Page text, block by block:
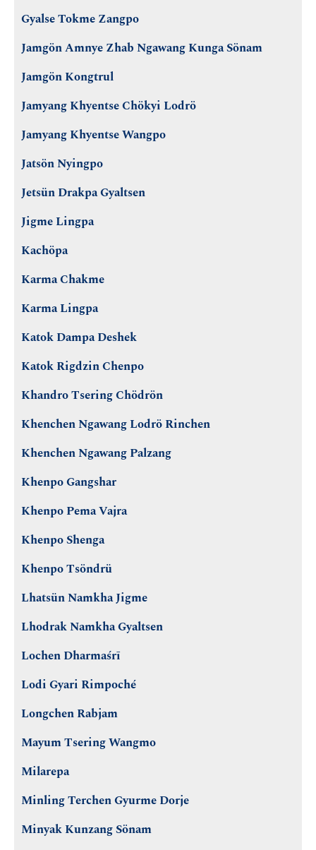
Gyalse Tokme Zangpo
Jamgön Amnye Zhab Ngawang Kunga Sönam
Jamgön Kongtrul
Jamyang Khyentse Chökyi Lodrö
Jamyang Khyentse Wangpo
Jatsön Nyingpo
Jetsün Drakpa Gyaltsen
Jigme Lingpa
Kachöpa
Karma Chakme
Karma Lingpa
Katok Dampa Deshek
Katok Rigdzin Chenpo
Khandro Tsering Chödrön
Khenchen Ngawang Lodrö Rinchen
Khenchen Ngawang Palzang
Khenpo Gangshar
Khenpo Pema Vajra
Khenpo Shenga
Khenpo Tsöndrü
Lhatsün Namkha Jigme
Lhodrak Namkha Gyaltsen
Lochen Dharmaśrī
Lodi Gyari Rimpoché
Longchen Rabjam
Mayum Tsering Wangmo
Milarepa
Minling Terchen Gyurme Dorje
Minyak Kunzang Sönam